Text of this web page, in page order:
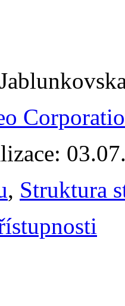
, Struktura